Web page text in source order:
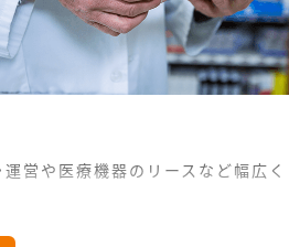
営や医療機器のリースなど幅広く